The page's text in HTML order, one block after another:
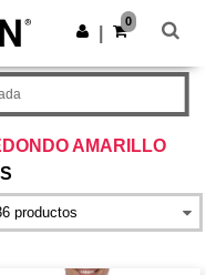
Descargar app
0
AMARILLO